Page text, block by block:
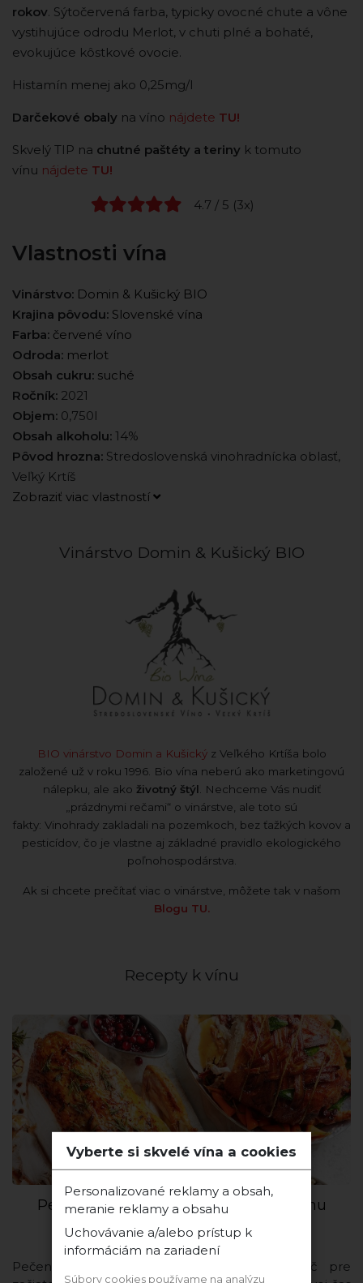
rokov. Sýtočervená farba, typicky ovocné chute a vône
vystihujúce odrodu Merlot, v chuti plné a bohaté,
evokujúce kôstkové ovocie.
Histamín menej ako 0,25mg/l
Darčekové obaly na víno nájdete TU!
Skvelý TIP na chutné paštéty a teriny k tomuto
vínu nájdete TU!
4.7 / 5 (3x)
Vlastnosti vína
Vinárstvo: Domin & Kušický BIO
Krajina pôvodu: Slovenské vína
Farba: červené víno
Odroda: merlot
Obsah cukru: suché
Ročník: 2021
Objem: 0,750l
Obsah alkoholu: 14%
Pôvod hrozna: Stredoslovenská vinohradnícka oblasť,
Veľký Krtíš
Zobraziť viac vlastností
Vinárstvo Domin & Kušický BIO
BIO vinárstvo Domin a Kušickýz Veľkého Krtíša bolo
založené už v roku 1996. Bio vína neberú ako marketingovú
nálepku, ale ako životný štýl . Nechceme Vás nudiť
„prázdnymi rečami“ o vinárstve, ale toto sú
fakty: Vinohrady zakladali na pozemkoch, bez ťažkých kovov a
pesticídov, čo je vlastne aj základné pravidlo ekologického
poľnohospodárstva.
Ak si chcete prečítať viac o vinárstve, môžete tak v našom
Blogu TU.
Recepty k vínu
Pečená Morka nielen na Vianoce k vínu
Pečená morka k vínu. Príprava nie je nič pre
Vyberte si skvelé vína a cookies
Personalizované reklamy a obsah,
meranie reklamy a obsahu
Uchovávanie a/alebo prístup k
informáciám na zariadení
Súbory cookies používame na analýzu